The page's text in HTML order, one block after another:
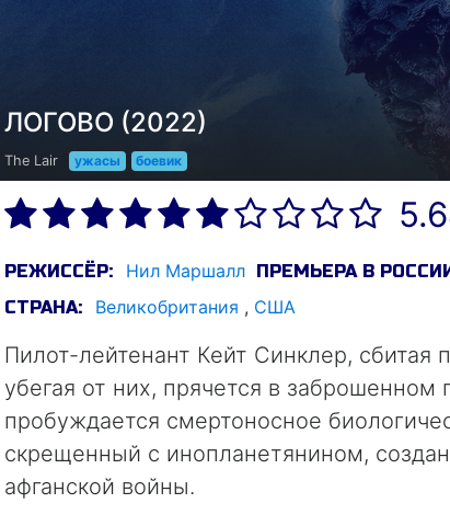
ЛОГОВО (2022)
The Lair ужасы боевик
РЕЖИССЁР: Нил Маршалл ПРЕМЬЕРА В
СТРАНА: Великобритания , США
Пилот-лейтенант Кейт Синклер, сбитая
убегая от них, прячется в заброшенном
пробуждается смертоносное
скрещенный с инопланетянином,
афганской войны.